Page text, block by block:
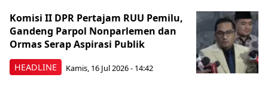
HEADLINE
Komisi II DPR Pertajam RUU Pemilu,
Gandeng Parpol Nonparlemen dan
Ormas Serap Aspirasi Publik
Kamis, 16 Jul 2026 - 14:42